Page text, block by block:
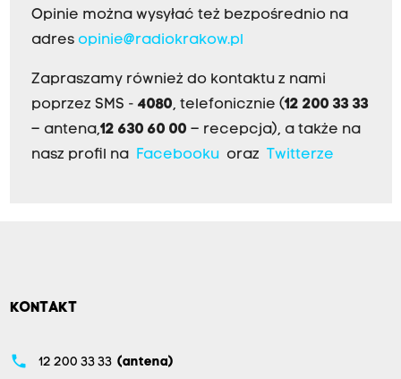
Opinie można wysyłać też bezpośrednio na
adres opinie@radiokrakow.pl
Zapraszamy również do kontaktu z nami
poprzez SMS - 4080, telefonicznie (12 200 33 33
– antena,12 630 60 00 – recepcja), a także na
nasz profil na
Facebookuoraz Twitterze
KONTAKT
phone 12 200 33 33 (antena)